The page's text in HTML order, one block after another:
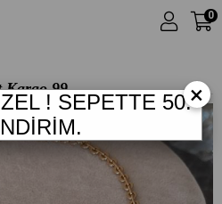
Kargo99.-
1.249 TLve
Kargo
0
×
! SEPETTE 50.-